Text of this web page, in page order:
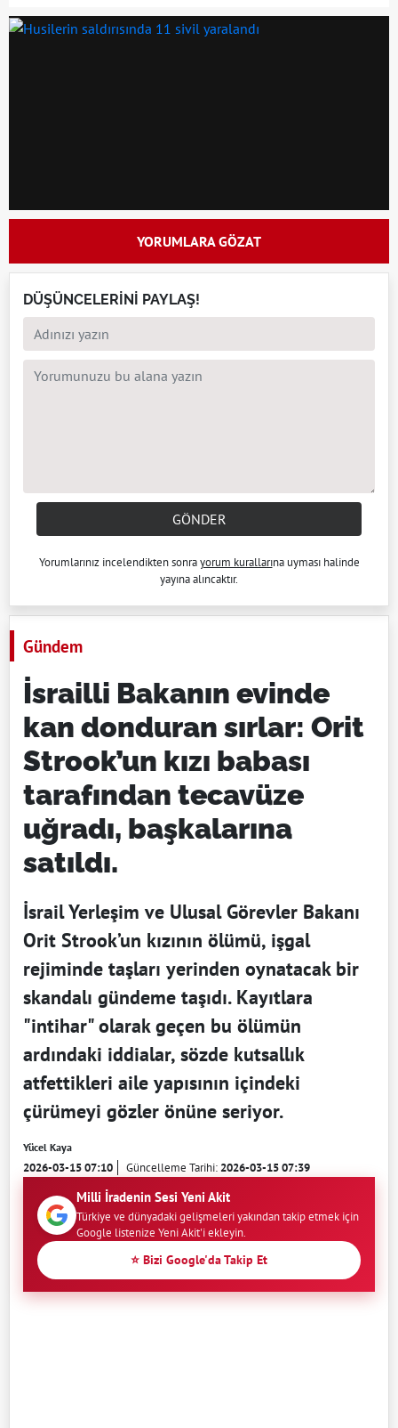
YORUMLARA GÖZAT
DÜŞÜNCELERİNİ PAYLAŞ!
GÖNDER
Yorumlarınız incelendikten sonrayorum kurallarına uyması halinde
yayına alıncaktır.
Gündem
İsrailli Bakanın evinde
kan donduran sırlar: Orit
Strook’un kızı babası
tarafından tecavüze
uğradı, başkalarına
satıldı.
İsrail Yerleşim ve Ulusal Görevler Bakanı
Orit Strook’un kızının ölümü, işgal
rejiminde taşları yerinden oynatacak bir
skandalı gündeme taşıdı. Kayıtlara
"intihar" olarak geçen bu ölümün
ardındaki iddialar, sözde kutsallık
atfettikleri aile yapısının içindeki
çürümeyi gözler önüne seriyor.
Yücel Kaya
2026-03-15 07:10 Güncelleme Tarihi:2026-03-15 07:39
Milli İradenin Sesi Yeni Akit
Türkiye ve dünyadaki gelişmeleri yakından takip etmek için
Google listenize Yeni Akit'i ekleyin.
⭐ Bizi Google'da Takip Et